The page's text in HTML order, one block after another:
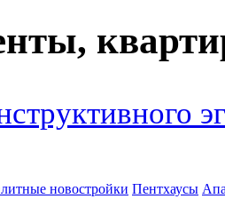
новостройки Пентхаусы